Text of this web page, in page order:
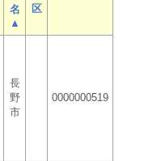
名
▲
区
長
野
市
0000000519